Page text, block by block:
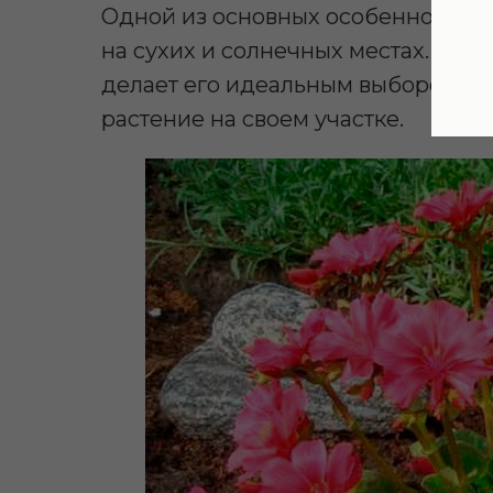
Одной из основных особенностей
на сухих и солнечных местах. Это
делает его идеальным выбором
растение на своем участке.